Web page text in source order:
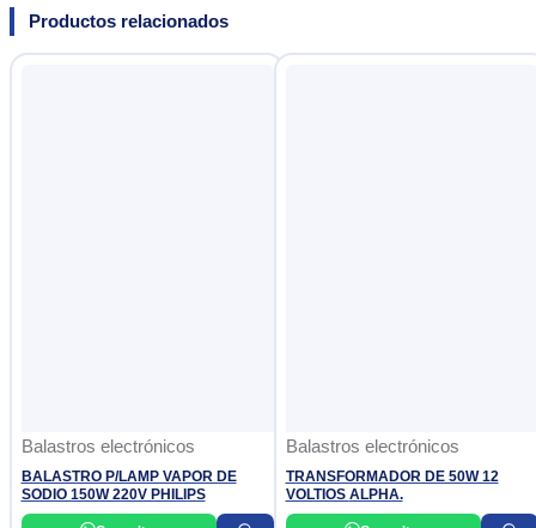
Productos relacionados
Balastros electrónicos
BALASTRO P/LAMP VAPOR DE
SODIO 150W 220V PHILIPS
Balastros electrónicos
TRANSFORMADOR DE 50W 12
VOLTIOS ALPHA.